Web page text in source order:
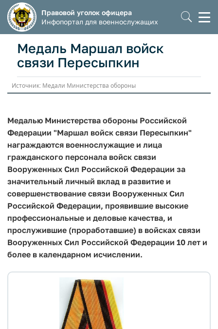
Правовой уголок офицера
Инфопортал для военнослужащих
Медаль Маршал войск
связи Пересыпкин
Источник: Медали Министерства обороны
Медалью Министерства обороны Российской
Федерации "Маршал войск связи Пересыпкин"
награждаются военнослужащие и лица
гражданского персонала войск связи
Вооруженных Сил Российской Федерации за
значительный личный вклад в развитие и
совершенствование связи Вооруженных Сил
Российской Федерации, проявившие высокие
профессиональные и деловые качества, и
прослужившие (проработавшие) в войсках связи
Вооруженных Сил Российской Федерации 10 лет и
более в календарном исчислении.